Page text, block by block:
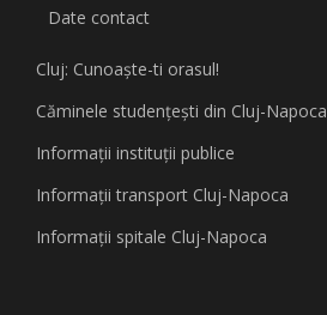
Date contact
Cluj: Cunoaşte-ti orasul!
Căminele studenţeşti din Cluj-Napoca
Informaţii instituţii publice
Informaţii transport Cluj-Napoca
Informaţii spitale Cluj-Napoca